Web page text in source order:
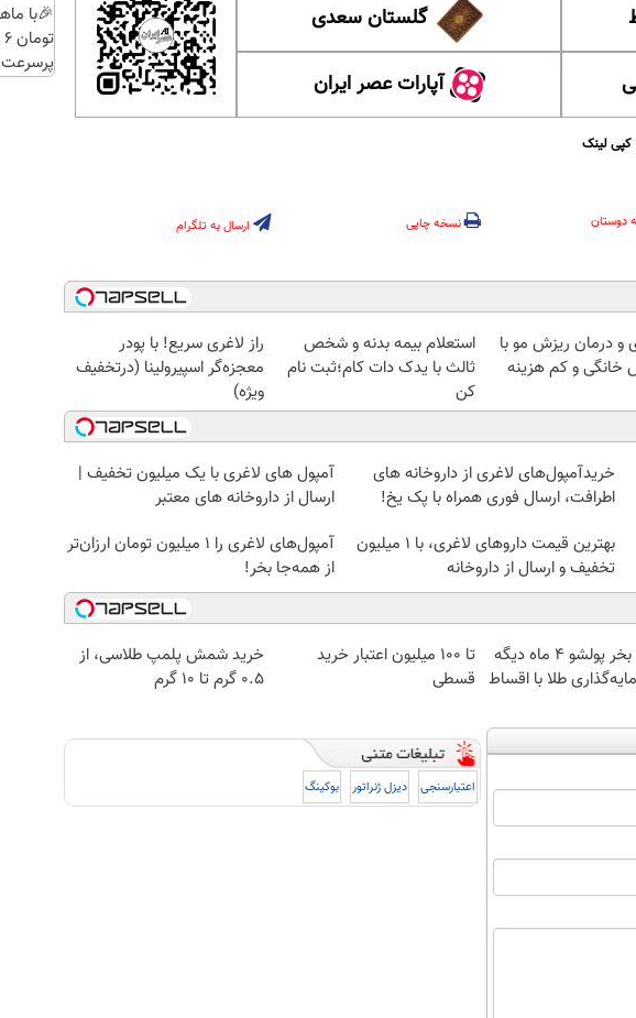
گلستان سعدی
آپارات عصر ایران
کپی لینک
دوستان نسخه چاپی ارسال به تلگرام
و درمان ریزش مو با
و کم هزینه
استعلام بیمه بدنه و شخص
ثالث با یدک دات کام؛ثبت نام
کن
راز لاغری سریع! با پودر
معجزه‌گر اسپیرولینا (درتخفیف
ویژه)
خریدآمپول‌های لاغری از داروخانه های
اطرافت، ارسال فوری همراه با پک یخ!
آمپول های لاغری با یک میلیون تخفیف |
ارسال از داروخانه های معتبر
بهترین قیمت داروهای لاغری، با ۱ میلیون
تخفیف و ارسال از داروخانه‌
آمپول‌های لاغری را ۱ میلیون تومان ارزان‌تر
از همه‌جا بخر!
الان طلا بخر پولشو 4 ماه دیگه
طلا با اقساط
تا ۱۰۰ میلیون اعتبار خرید
قسطی
خرید شمش پلمپ طلاسی، از
۰.۵ گرم تا ۱۰ گرم
اعتبارسنجی دیزل ژنراتور بوکینگ
پرسرعت ADSL بگیر!!